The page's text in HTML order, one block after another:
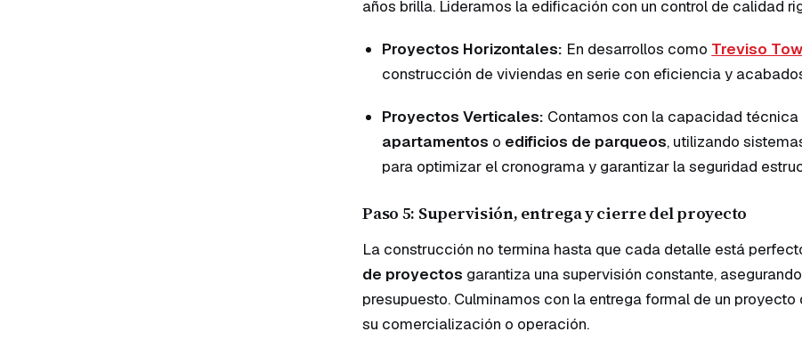
años brilla. Lideramos la edificación con un control de calidad
Proyectos Horizontales: En desarrollos como Treviso
construcción de viviendas en serie con eficiencia y
Proyectos Verticales: Contamos con la capacidad
apartamentos o edificios de parqueos, utilizando
para optimizar el cronograma y garantizar la seguridad
Paso 5: Supervisión, entrega y cierre del proyecto
La construcción no termina hasta que cada detalle está
de proyectos garantiza una supervisión constante,
presupuesto. Culminamos con la entrega formal de un
su comercialización o operación.